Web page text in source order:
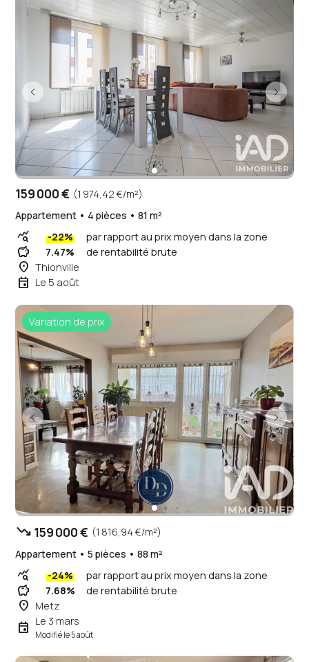
159 000 € (1 974,42 €/m²)
Appartement • 4 pièces • 81 m²
query_stats -22% par rapport au prix moyen dans la zone
savings 7.47% de rentabilité brute
place Thionville
event Le 5 août
Variation de prix
trending_down 159 000 € (1 816,94 €/m²)
Appartement • 5 pièces • 88 m²
query_stats -24% par rapport au prix moyen dans la zone
savings 7.68% de rentabilité brute
place Metz
event Le 3 mars
Modifié le 5 août